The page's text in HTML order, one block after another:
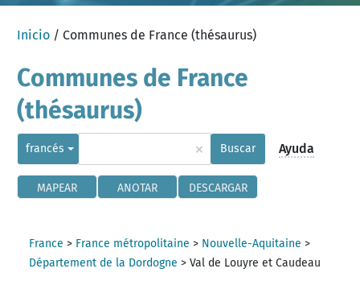
Inicio / Communes de France (thésaurus)
Communes de France
(thésaurus)
francés × Buscar Ayuda
MAPEAR ANOTAR DESCARGAR
France > France métropolitaine > Nouvelle-Aquitaine >
Département de la Dordogne >Val de Louyre et Caudeau